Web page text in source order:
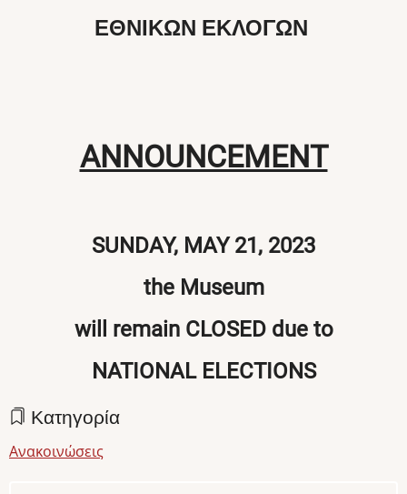
ΕΘΝΙΚΩΝ ΕΚΛΟΓΩΝ
ANNOUNCEMENT
SUNDAY, MAY 21, 2023
the Museum
will remain CLOSED due to
NATIONAL ELECTIONS
Κατηγορία
Ανακοινώσεις